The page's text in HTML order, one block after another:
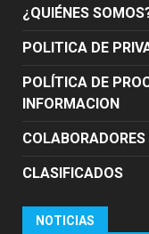
¿QUIÉNES
POLITICA DE
POLÍTICA DE
INFORMACION
COLABORADORES
CLASIFICADOS
NOTICIAS